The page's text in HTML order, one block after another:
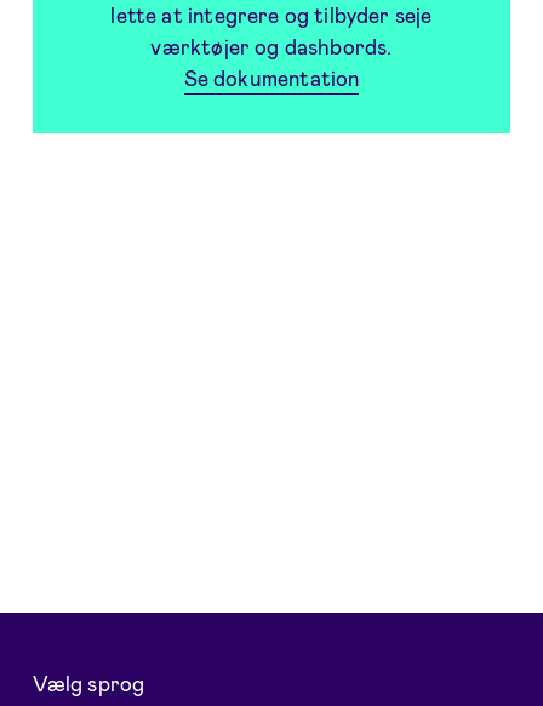
lette at integrere og tilbyder seje
værktøjer og dashbords.
Se dokumentation
Vælg sprog